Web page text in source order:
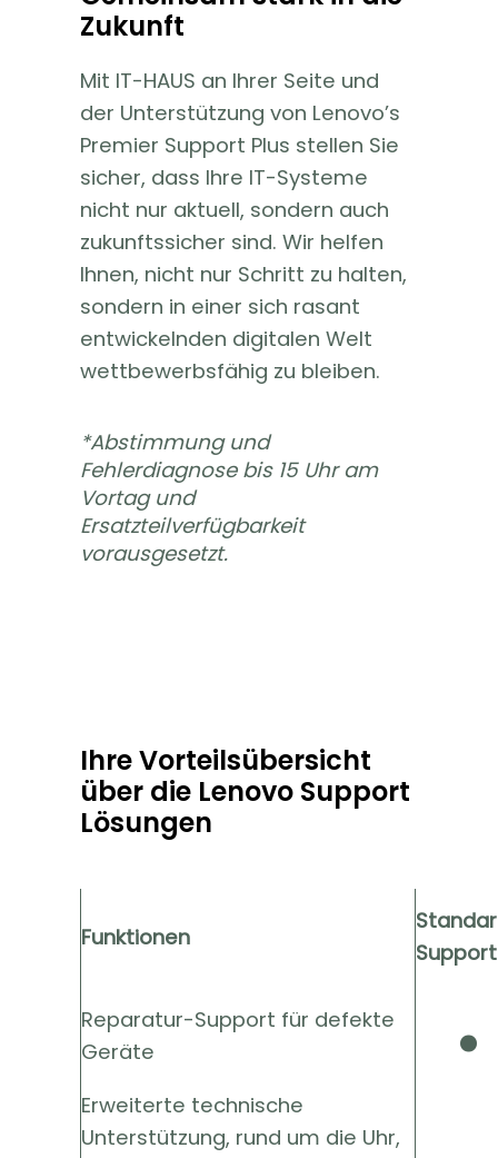
Zukunft
Mit IT-HAUS an Ihrer Seite und
der Unterstützung von Lenovo’s
Premier Support Plus stellen Sie
sicher, dass Ihre IT-Systeme
nicht nur aktuell, sondern auch
zukunftssicher sind. Wir helfen
Ihnen, nicht nur Schritt zu halten,
sondern in einer sich rasant
entwickelnden digitalen Welt
wettbewerbsfähig zu bleiben.
*Abstimmung und
Fehlerdiagnose bis 15 Uhr am
Vortag und
Ersatzteilverfügbarkeit
vorausgesetzt.
Ihre Vorteilsübersicht
über die Lenovo Support
Lösungen
Funktionen
Support
Reparatur-Support für defekte
Geräte
.
Erweiterte technische
Unterstützung, rund um die Uhr,